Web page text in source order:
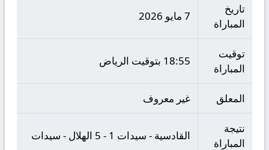
تاريخ
المباراة
7 مايو 2026
توقيت
المباراة
18:55 بتوقيت الرياض
المعلق غير معروف
نتيجة
المباراة
القادسية - سيدات 1 - 5 الهلال - سيدات